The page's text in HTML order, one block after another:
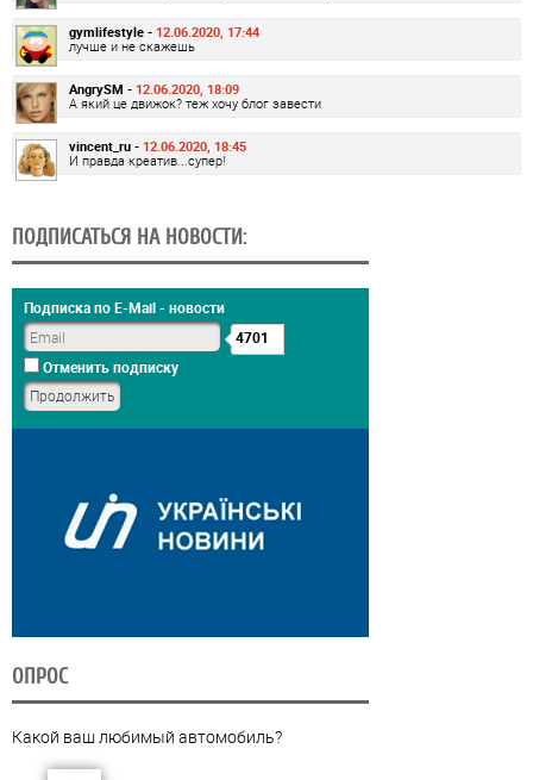
gymlifestyle - 12.06.2020, 17:44
лучше и не скажешь
AngrySM - 12.06.2020, 18:09
А який це движок? теж хочу блог завести
vincent_ru - 12.06.2020, 18:45
И правда креатив...супер!
ПОДПИСАТЬСЯ НА НОВОСТИ:
Подписка по E-Mail - новости
4701
Отменить подписку
ОПРОС
Какой ваш любимый автомобиль?